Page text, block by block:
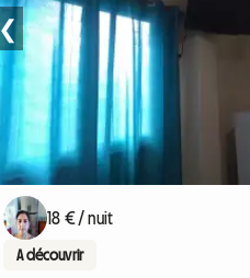
❮
18 € / nuit
A découvrir